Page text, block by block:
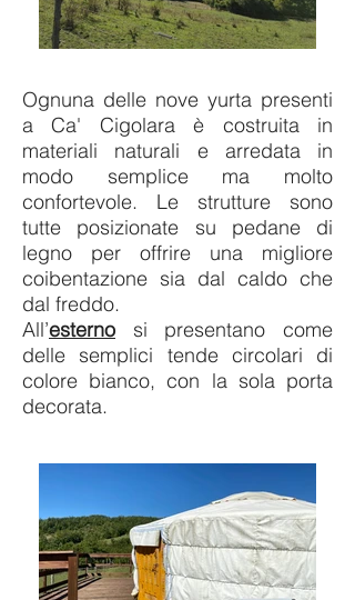
Ognuna delle nove yurta presenti
a Ca' Cigolara è costruita in
materiali naturali e arredata in
modo semplice ma molto
confortevole. Le strutture sono
tutte posizionate su pedane di
legno per offrire una migliore
coibentazione sia dal caldo che
dal freddo.
All’esterno si presentano come
delle semplici tende circolari di
colore bianco, con la sola porta
decorata.